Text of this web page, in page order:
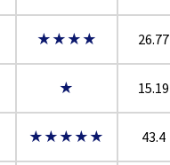
★★★★ 26.77
★ 15.19
★★★★★ 43.4